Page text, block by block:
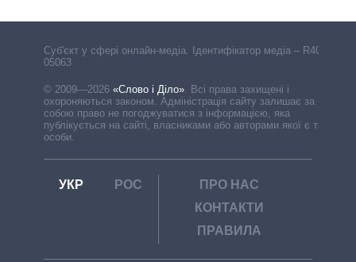
Cуб'єкт у сфері онлайн-медіа. Ідентифікатор медіа – R40-
05063
© 2009—2026 «Слово і Діло». Всі права захищені і
охороняються законом. Адміністрація сайту залишає за
собою право не погоджуватися з інформацією, яка
публікується на сайті, власниками або авторами якої є треті
особи.
УКР РОС
ПРО НАС
КОНТАКТИ
ПРАВИЛА